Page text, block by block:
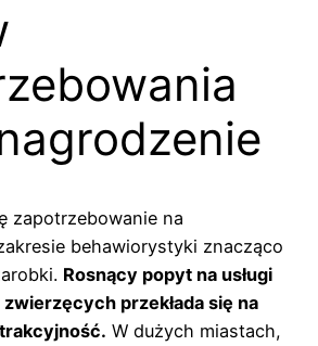
zapotrzebowanie na
behawiorystyki znacząco
Rosnący popyt na usługi
przekłada się na
W dużych miastach,